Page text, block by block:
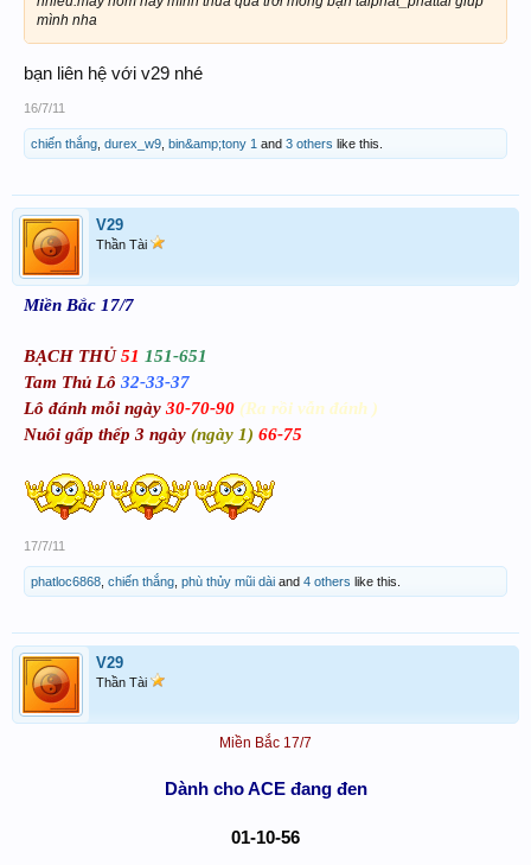
mình nha
bạn liên hệ với v29 nhé
16/7/11
chiến thắng durex_w9 bin&amp;tony 1 and 3 others like this.
V29
Thần Tài
Miền Bắc 17/7
BẠCH THỦ51 151-651
Tam Thủ Lô 32-33-37
Lô đánh mỗi ngày 30-70-90 (Ra rồi vẫn đánh )
Nuôi gấp thếp 3 ngày (ngày 1) 66-75
17/7/11
phatloc6868 chiến thắng phù thủy mũi dài and 4 others like this.
V29
Thần Tài
Miền Bắc 17/7
Dành cho ACE đang đen
01-10-56